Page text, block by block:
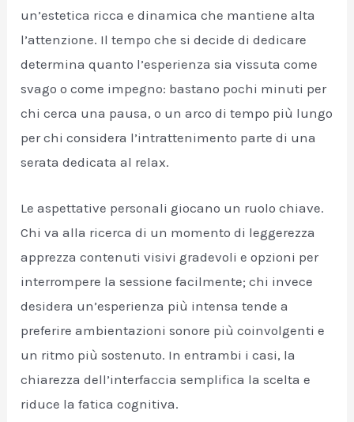
un’estetica ricca e dinamica che mantiene alta
l’attenzione. Il tempo che si decide di dedicare
determina quanto l’esperienza sia vissuta come
svago o come impegno: bastano pochi minuti per
chi cerca una pausa, o un arco di tempo più lungo
per chi considera l’intrattenimento parte di una
serata dedicata al relax.
Le aspettative personali giocano un ruolo chiave.
Chi va alla ricerca di un momento di leggerezza
apprezza contenuti visivi gradevoli e opzioni per
interrompere la sessione facilmente; chi invece
desidera un’esperienza più intensa tende a
preferire ambientazioni sonore più coinvolgenti e
un ritmo più sostenuto. In entrambi i casi, la
chiarezza dell’interfaccia semplifica la scelta e
riduce la fatica cognitiva.